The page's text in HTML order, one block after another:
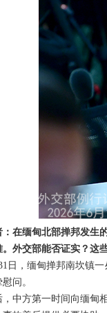
：在缅甸北部掸邦发生
外交部能否证实？这
日，缅甸掸邦南坎镇
问。
，中方第一时间向缅甸